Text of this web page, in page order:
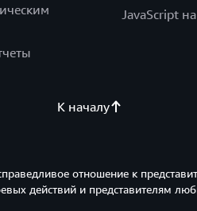
JavaScript
К началу
отношение к
действий и представителям